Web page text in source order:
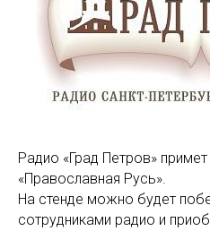
Радио «Град Петров»
«Православная Русь».
На стенде можно будет
сотрудниками радио и